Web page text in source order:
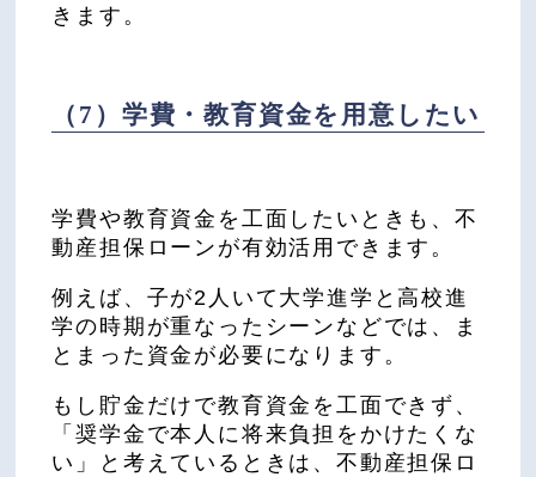
きます。
（7）学費・教育資金を用意したい
学費や教育資金を工面したいときも、不
動産担保ローンが有効活用できます。
例えば、子が2人いて大学進学と高校進
学の時期が重なったシーンなどでは、ま
とまった資金が必要になります。
もし貯金だけで教育資金を工面できず、
「奨学金で本人に将来負担をかけたくな
い」と考えているときは、不動産担保ロ